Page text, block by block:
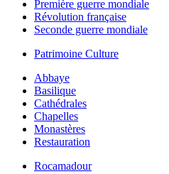
Première guerre mondiale
Révolution française
Seconde guerre mondiale
Patrimoine Culture
Abbaye
Basilique
Cathédrales
Chapelles
Monastères
Restauration
Rocamadour